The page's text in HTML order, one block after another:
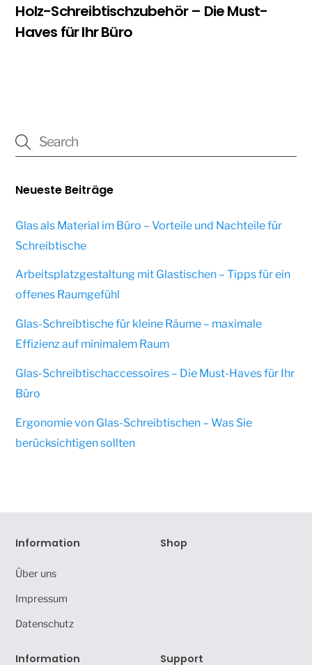
Holz-Schreibtischzubehör – Die Must-
Haves für Ihr Büro
Neueste Beiträge
Glas als Material im Büro – Vorteile und Nachteile für
Schreibtische
Arbeitsplatzgestaltung mit Glastischen – Tipps für ein
offenes Raumgefühl
Glas-Schreibtische für kleine Räume – maximale
Effizienz auf minimalem Raum
Glas-Schreibtischaccessoires – Die Must-Haves für Ihr
Büro
Ergonomie von Glas-Schreibtischen – Was Sie
berücksichtigen sollten
Information
Über uns
Impressum
Datenschutz
Shop
Information Support